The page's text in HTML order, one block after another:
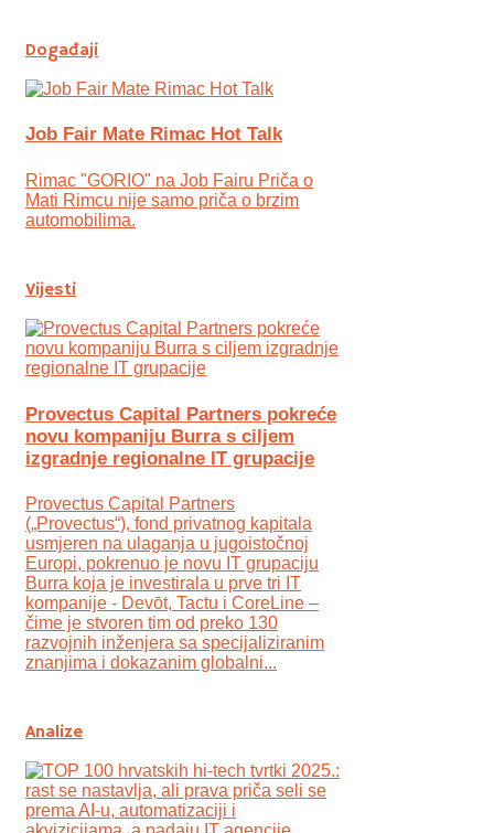
Događaji
Job Fair Mate Rimac Hot Talk
Rimac "GORIO" na Job Fairu Priča o
Mati Rimcu nije samo priča o brzim
automobilima.
Vijesti
Provectus Capital Partners pokreće
novu kompaniju Burra s ciljem
izgradnje regionalne IT grupacije
Provectus Capital Partners
(„Provectus“), fond privatnog kapitala
usmjeren na ulaganja u jugoistočnoj
Europi, pokrenuo je novu IT grupaciju
Burra koja je investirala u prve tri IT
kompanije - Devōt, Tactu i CoreLine –
čime je stvoren tim od preko 130
razvojnih inženjera sa specijaliziranim
znanjima i dokazanim globalni...
Analize